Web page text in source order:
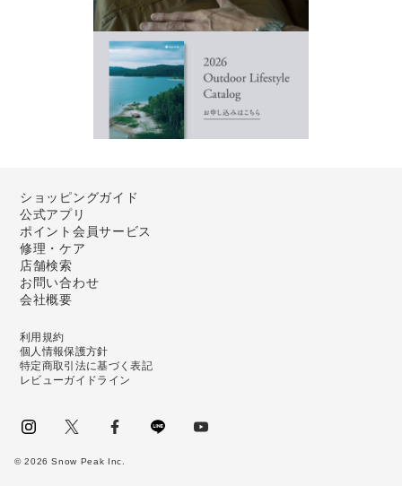
ショッピングガイド
公式アプリ
ポイント会員サービス
修理・ケア
店舗検索
お問い合わせ
会社概要
利用規約
個人情報保護方針
特定商取引法に基づく表記
レビューガイドライン
©2026 Snow Peak Inc.